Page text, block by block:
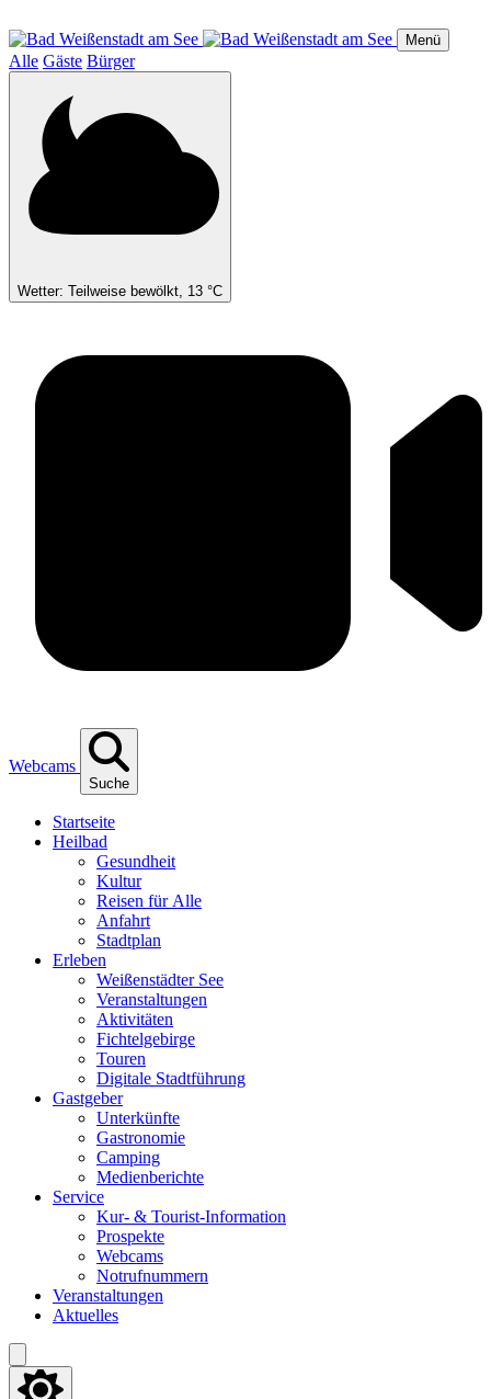
zum
Inhalt
Menü
Alle Gäste Bürger
Wetter: Teilweise bewölkt, 13 °C
Webcams
Suche
Start­sei­te
Heil­bad
Gesund­heit
Kul­tur
Rei­sen für Alle
Anfahrt
Stadt­plan
Erle­ben
Wei­ßen­städ­ter See
Ver­an­stal­tun­gen
Akti­vi­tä­ten
Fich­tel­ge­bir­ge
Tou­ren
Digi­ta­le Stadtführung
Gast­ge­ber
Unter­künf­te
Gas­tro­no­mie
Cam­ping
Medi­en­be­rich­te
Ser­vice
Kur- & Tourist-Information
Pro­spek­te
Web­cams
Not­ruf­num­mern
Ver­an­stal­tun­gen
Aktu­el­les